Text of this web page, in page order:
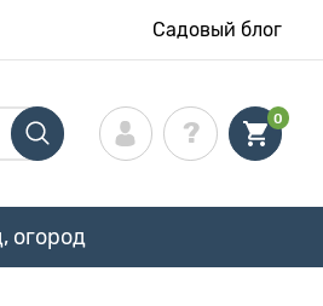
Садовый блог
0
огород